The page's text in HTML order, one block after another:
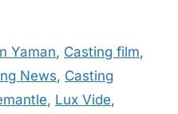
Yaman, Casting film,
News, Casting
, Lux Vide,